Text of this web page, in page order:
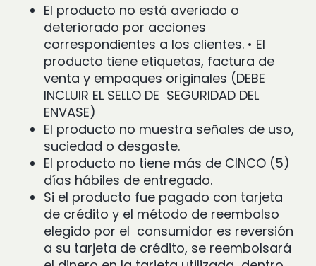
El producto no está averiado o
deteriorado por acciones
correspondientes a los clientes. • El
producto tiene etiquetas, factura de
venta y empaques originales (DEBE
INCLUIR EL SELLO DE SEGURIDAD DEL
ENVASE)
El producto no muestra señales de uso,
suciedad o desgaste.
El producto no tiene más de CINCO (5)
días hábiles de entregado.
Si el producto fue pagado con tarjeta
de crédito y el método de reembolso
elegido por el consumidor es reversión
a su tarjeta de crédito, se reembolsará